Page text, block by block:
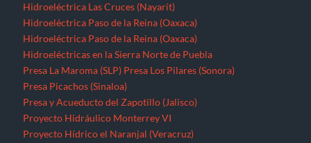
Hidroeléctrica Las Cruces (Nayarit)
Hidroeléctrica Paso de la Reina (Oaxaca)
Hidroeléctrica Paso de la Reina (Oaxaca)
Hidroeléctricas en la Sierra Norte de Puebla
Presa La Maroma (SLP) Presa Los Pilares (Sonora)
Presa Picachos (Sinaloa)
Presa y Acueducto del Zapotillo (Jalisco)
Proyecto Hidráulico Monterrey VI
Proyecto Hídrico el Naranjal (Veracruz)